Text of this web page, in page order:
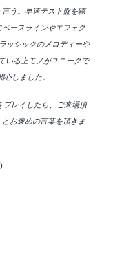
う。早速テスト盤を聴
ースラインやエフェク
ッシックのメロディーや
いる上モノがユニークで
しました。
プレイしたら、ご来場頂
お褒めの言葉を頂きま